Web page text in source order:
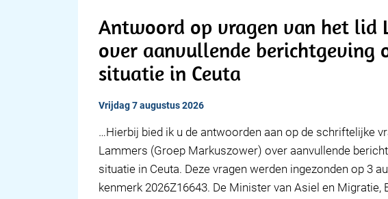
Antwoord op vragen van het lid
over aanvullende berichtgeving
situatie in Ceuta
vrijdag 7 augustus 2026
… Hierbij bied ik u de antwoorden aan op de schriftelijke
Lammers (Groep Markuszower) over aanvullende
situatie in Ceuta. Deze vragen werden ingezonden op 3
kenmerk 2026Z16643. De Minister van Asiel en Migratie,